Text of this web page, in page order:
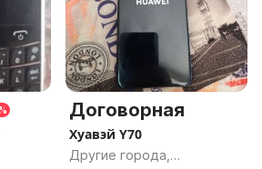
Договорная
Хуавэй Y70
Другие города,